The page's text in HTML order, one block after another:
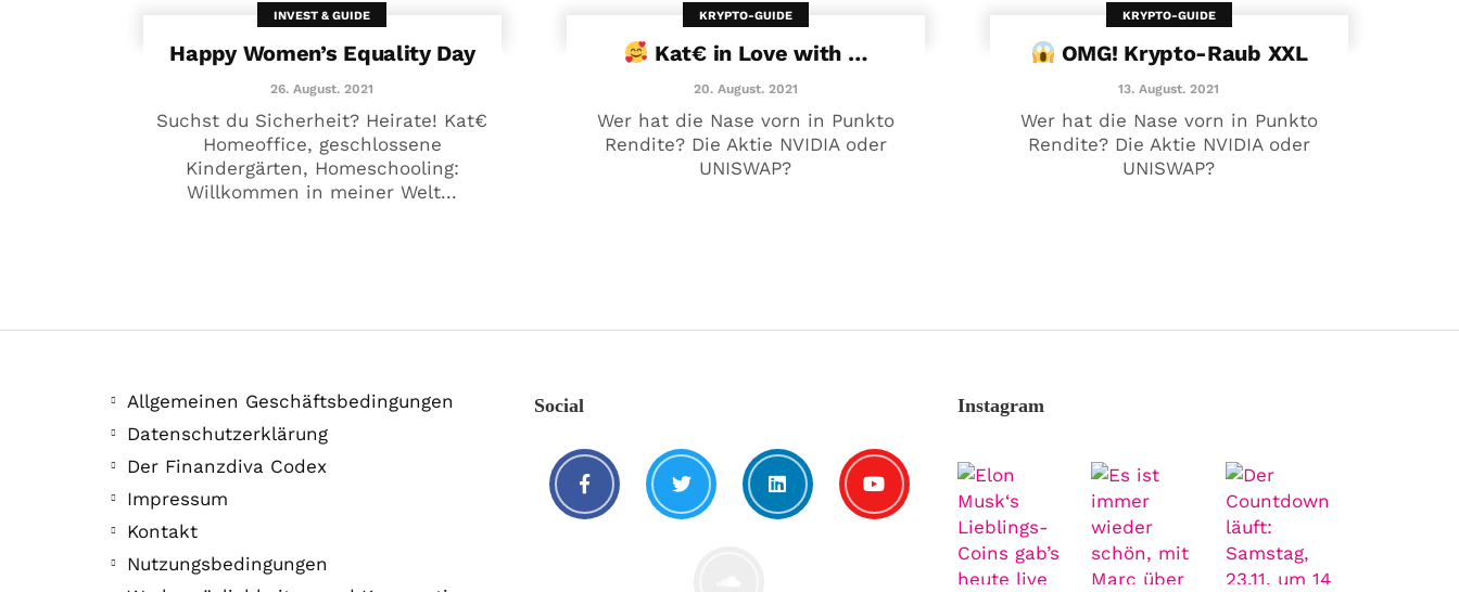
20. August. 2021
INVEST & GUIDE
Happy Women’s Equality Day
26. August. 2021
Suchst du Sicherheit? Heirate! Kat€
Homeoffice, geschlossene
Kindergärten, Homeschooling:
Willkommen in meiner Welt...
KRYPTO-GUIDE
Kat€ in Love with …
20. August. 2021
Wer hat die Nase vorn in Punkto
Rendite? Die Aktie NVIDIA oder
UNISWAP?
KRYPTO-GUIDE
OMG! Krypto-Raub XXL
13. August. 2021
Wer hat die Nase vorn in Punkto
Rendite? Die Aktie NVIDIA oder
UNISWAP?
Allgemeinen Geschäftsbedingungen
Datenschutzerklärung
Der Finanzdiva Codex
Impressum
Kontakt
Nutzungsbedingungen
Social Instagram